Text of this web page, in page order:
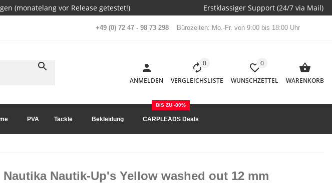
(monatelang vor Release getestet!) Erstklassiger Support (24/7 via Mail)
+49 (0) 72 47 - 98 73 298 Bürozeiten: Mo.-Fr. von 9:00 bis 18:00 Uhr
ANMELDEN
0
VERGLEICHSLISTE
0
WUNSCHZETTEL WARENKORB
PVA Tackle Bekleidung CARPLEADS Deals
BIS ZU -80%
Nautika Nautik-Up's Yellow washed out 12 mm